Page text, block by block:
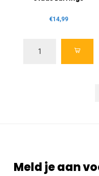
€14,99
Meld je aan